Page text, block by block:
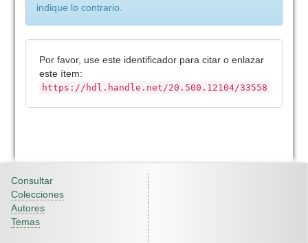
indique lo contrario.
Por favor, use este identificador para citar o enlazar
este ítem:
https://hdl.handle.net/20.500.12104/33558
Consultar
Colecciones
Autores
Temas